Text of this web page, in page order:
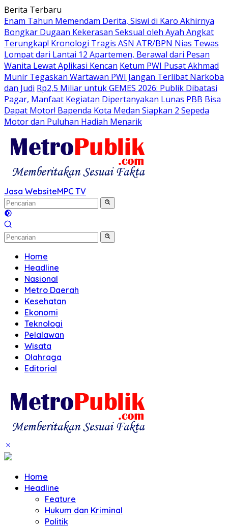
Langsung
ke
konten
Berita Terbaru
Enam Tahun Memendam Derita, Siswi di Karo Akhirnya
Bongkar Dugaan Kekerasan Seksual oleh Ayah Angkat
Terungkap! Kronologi Tragis ASN ATR/BPN Nias Tewas
Lompat dari Lantai 12 Apartemen, Berawal dari Pesan
Wanita Lewat Aplikasi Kencan Ketum PWI Pusat Akhmad
Munir Tegaskan Wartawan PWI Jangan Terlibat Narkoba
dan Judi Rp2,5 Miliar untuk GEMES 2026: Publik Dibatasi
Pagar, Manfaat Kegiatan Dipertanyakan Lunas PBB Bisa
Dapat Motor! Bapenda Kota Medan Siapkan 2 Sepeda
Motor dan Puluhan Hadiah Menarik
Jasa WebsiteMPC TV
Home
Headline
Nasional
Metro Daerah
Kesehatan
Ekonomi
Teknologi
Pelalawan
Wisata
Olahraga
Editorial
Home
Headline
Feature
Hukum dan Kriminal
Politik